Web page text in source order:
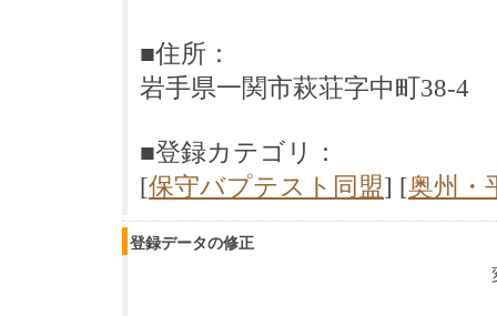
■住所：
岩手県一関市萩荘字中町38-4
■登録カテゴリ：
[保守バプテスト同盟] [奥州・
登録データの修正